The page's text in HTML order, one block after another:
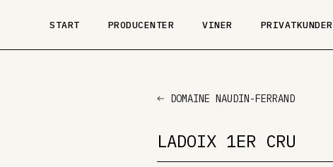
START PRODUCENTER VINER PRIVATKUNDER
DOMAINE NAUDIN-FERRAND
LADOIX 1ER CRU